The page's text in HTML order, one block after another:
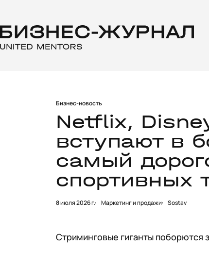
Бизнес-новость
Netflix,
вступают в
самый
спортивных
8 июля 2026 г. Маркетинг и продажи Sostav
Стриминговые гиганты поборются